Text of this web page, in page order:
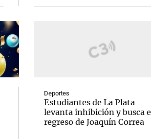
Deportes
Estudiantes de La Plata
levanta inhibición y busca
regreso de Joaquín Correa
El huracán de Arequito Cadena 3 en